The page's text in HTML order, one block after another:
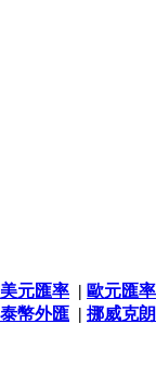
美元匯率 | 歐元匯率
泰幣外匯 | 挪威克朗